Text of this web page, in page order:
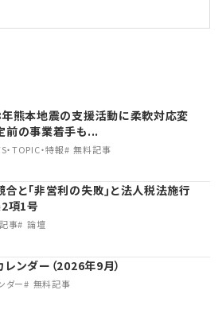
熊本地震の支援活動に柔軟対応変
前の事業着手も...
・TOPIC・特報 無料記事
合と｢非営利の失敗｣と法人税法施行
項1号
事 論壇
ンダー（2026年9月）
ダー 無料記事